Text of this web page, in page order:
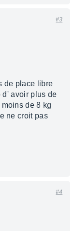
#3
de place libre
d' avoir plus de
de 8 kg
ne croit pas
#4